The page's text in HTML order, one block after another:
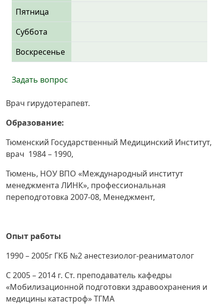
Пятница
Суббота
Воскресенье
Задать вопрос
Врач гирудотерапевт.
Образование:
Тюменский Государственный Медицинский Институт,
врач 1984 – 1990,
Тюмень, НОУ ВПО «Международный институт
менеджмента ЛИНК», профессиональная
переподготовка 2007-08, Менеджмент,
Опыт работы
1990 – 2005г ГКБ №2 анестезиолог-реаниматолог
С 2005 – 2014 г. Ст. преподаватель кафедры
«Мобилизационной подготовки здравоохранения и
медицины катастроф» ТГМА